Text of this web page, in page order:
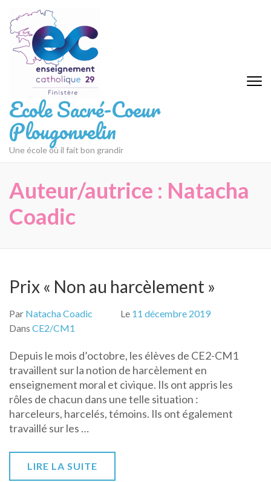
au
contenu
(Pressez
Entrée)
Ecole Sacré-Coeur
Plougonvelin
Une école où il fait bon grandir
Auteur/autrice : Natacha
Coadic
Prix « Non au harcèlement »
Par Natacha Coadic Le 11 décembre 2019
Dans CE2/CM1
Depuis le mois d’octobre, les élèves de CE2-CM1
travaillent sur la notion de harcèlement en
enseignement moral et civique. Ils ont appris les
rôles de chacun dans une telle situation :
harceleurs, harcelés, témoins. Ils ont également
travaillé sur les …
LIRE LA SUITE